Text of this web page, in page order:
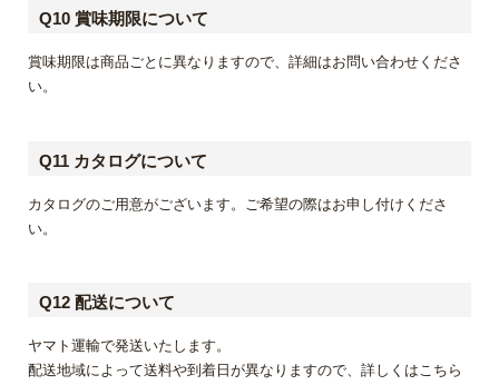
Q10 賞味期限について
賞味期限は商品ごとに異なりますので、詳細はお問い合わせくださ
い。
Q11 カタログについて
カタログのご用意がございます。ご希望の際はお申し付けくださ
い。
Q12 配送について
ヤマト運輸で発送いたします。
配送地域によって送料や到着日が異なりますので、詳しくはこちら